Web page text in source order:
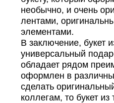
необычно, и очень
лентами,
элементами.
В заключение, букет
универсальный
обладает рядом
оформлен в
сделать
коллегам, то букет